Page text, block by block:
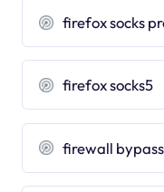
firefox socks
firefox socks5
firewall